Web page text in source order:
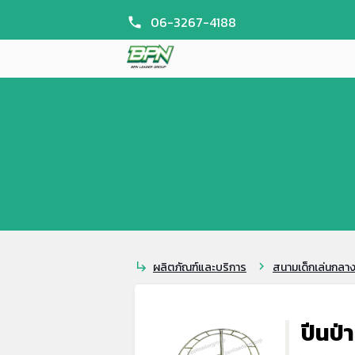
phone 06-3267-4188
subdirectory_arrow_right ผลิตภัณฑ์และบริการ chevron_right สนามเด็กเล่นกล
ปีนป่